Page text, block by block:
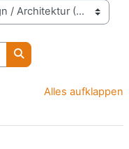
Kurse suchen
Alles aufklappen